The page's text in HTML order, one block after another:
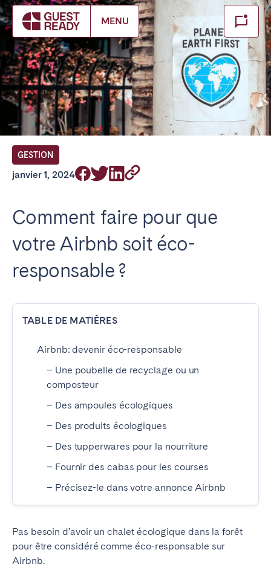
MENU
Make booking
GESTION
janvier 1, 2024
Comment faire pour que
votre Airbnb soit éco-
responsable ?
TABLE DE MATIÈRES
Airbnb: devenir éco-responsable
– Une poubelle de recyclage ou un
composteur
– Des ampoules écologiques
– Des produits écologiques
– Des tupperwares pour la nourriture
– Fournir des cabas pour les courses
– Précisez-le dans votre annonce Airbnb
Pas besoin d’avoir un chalet écologique dans la forêt
pour être considéré comme éco-responsable sur
Airbnb.
Fermer
FR Select service of interest
Trouvez votre emplacement
ANGLETERRE
Londres
ÉMIRATS ARABES UNIS
Dubaï
ESPAGNE
Saint-Sébastien
FRANCE
Bassin d’Arcachon
Bordeaux
Lille
Nice
Aveiro
Beja
Braga
Coimbra